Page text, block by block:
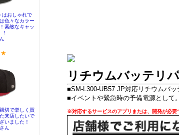
リチウムバッテリ
■SM-L300-UB57 JP対応リチウムバッ
■イベントや緊急時の予備電源として。
※対応するサービスのアプリまたは、開発が必要